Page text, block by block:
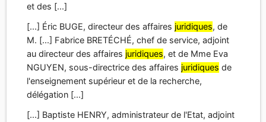
et des [...]
[...] Éric BUGE, directeur des affaires juridiques, de
M. [...] Fabrice BRETÉCHÉ, chef de service, adjoint
au directeur des affaires juridiques, et de Mme Eva
NGUYEN, sous-directrice des affaires juridiques de
l'enseignement supérieur et de la recherche,
délégation [...]
[...] Baptiste HENRY, administrateur de l'Etat, adjoint